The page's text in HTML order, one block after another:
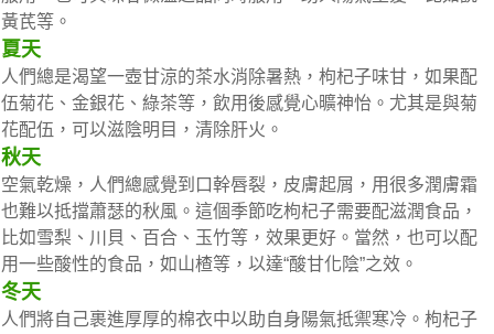
黃芪等。
夏天
人們總是渴望一壺甘涼的茶水消除暑熱，枸杞子味甘，如果配
伍菊花、金銀花、綠茶等，飲用後感覺心曠神怡。尤其是與菊
花配伍，可以滋陰明目，清除肝火。
秋天
空氣乾燥，人們總感覺到口幹唇裂，皮膚起屑，用很多潤膚霜
也難以抵擋蕭瑟的秋風。這個季節吃枸杞子需要配滋潤食品，
比如雪梨、川貝、百合、玉竹等，效果更好。當然，也可以配
用一些酸性的食品，如山楂等，以達“酸甘化陰”之效。
冬天
人們將自己裹進厚厚的棉衣中以助自身陽氣抵禦寒冷。枸杞子